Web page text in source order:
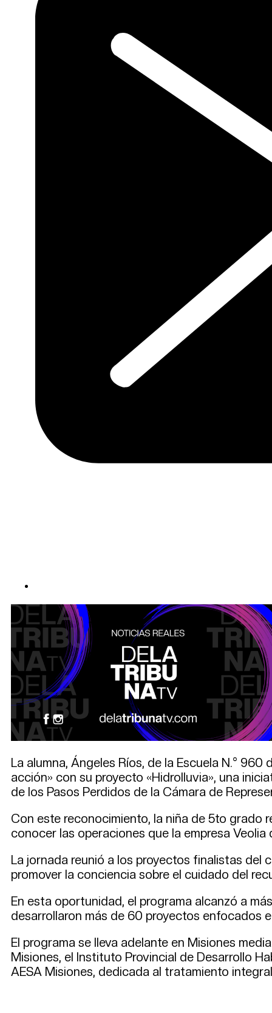
La alumna, Ángeles Ríos, de la Escuela N.°
acción» con su proyecto «Hidrolluvia», una
de los Pasos Perdidos de la Cámara de
Con este reconocimiento, la niña de 5to grado
conocer las operaciones que la empresa Veolia
La jornada reunió a los proyectos finalistas del
promover la conciencia sobre el cuidado del
En esta oportunidad, el programa alcanzó a
desarrollaron más de 60 proyectos enfocados
El programa se lleva adelante en Misiones
Misiones, el Instituto Provincial de Desarrollo
AESA Misiones, dedicada al tratamiento